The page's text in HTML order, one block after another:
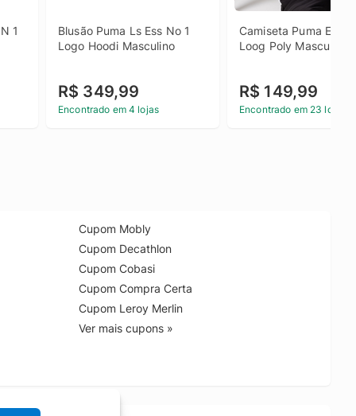
1
Blusão Puma Ls Ess No 1
Logo Hoodi Masculino
R$ 349,99
Encontrado em 4 lojas
Camiseta Puma Ess
Loog Poly Masculina
R$ 149,99
Encontrado em 23 lojas
Cupom Mobly
Cupom Decathlon
Cupom Cobasi
Cupom Compra Certa
Cupom Leroy Merlin
Ver mais cupons »